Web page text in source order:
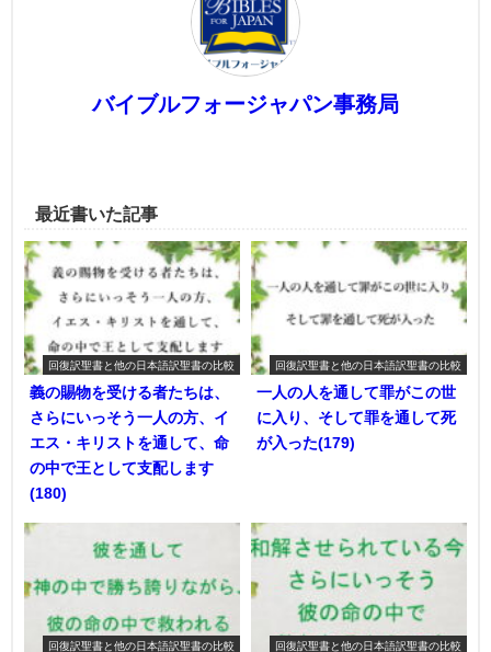
バイブルフォージャパン事務局
最近書いた記事
回復訳聖書と他の日本語訳聖書の比較
義の賜物を受ける者たちは、
さらにいっそう一人の方、イ
エス・キリストを通して、命
の中で王として支配します
(180)
回復訳聖書と他の日本語訳聖書の比較
一人の人を通して罪がこの世
に入り、そして罪を通して死
が入った(179)
回復訳聖書と他の日本語訳聖書の比較 回復訳聖書と他の日本語訳聖書の比較